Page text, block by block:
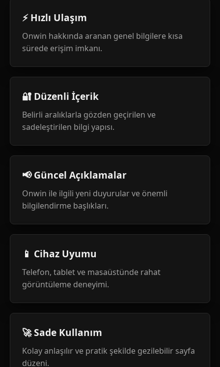
⚡ Hızlı Ulaşım
Onwin hakkında aranan genel bilgilere kısa
sürede erişim imkanı.
🔐 Düzenli İçerik
Belirli aralıklarla gözden geçirilen ve
sadeleştirilen bilgi yapısı.
📢 Güncel Açıklamalar
Onwin ile ilgili yeni duyurular ve önemli
bilgilendirme başlıkları.
📱 Cihaz Uyumu
Telefon, tablet ve masaüstünde rahat
görüntüleme deneyimi.
🚀 Sade Kullanım
Kolay anlaşılır ve pratik şekilde gezilebilir sayfa
düzeni.